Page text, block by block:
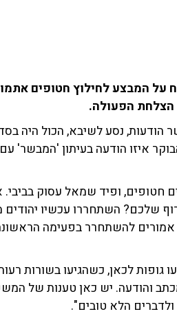
על המבצע לחילוץ חטופים
הצלחת הפעולה.
נסע לשיבא, הכול היה
איזו הודעה בעיתון 'המבשר'
ופיד שמאל עסוק בביבי.
שלכם? השתחררו עכשיו יהודים
אמורים להשתחרר בפעימה
לכאן, כשהגיעו בשורות
והודעה. יש כאן טענות של
הלא טובים".